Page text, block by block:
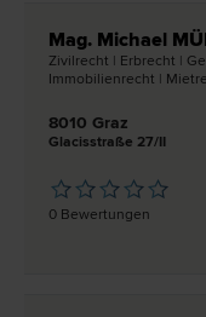
Mag. Michael
Zivil­recht | Erb­recht |
Immobilien­recht |
8010 Graz
Glacisstraße 27/II
0 Bewertungen